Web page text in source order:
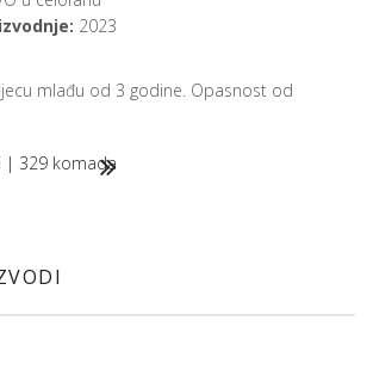
2023
mlađu od 3 godine. Opasnost od
| 329 komada